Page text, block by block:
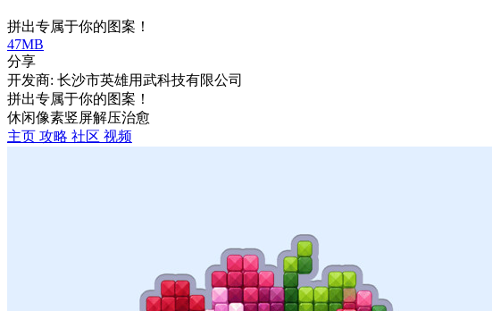
拼出专属于你的图案！
47MB
分享
开发商: 长沙市英雄用武科技有限公司
拼出专属于你的图案！
休闲像素竖屏解压治愈
主页 攻略 社区 视频